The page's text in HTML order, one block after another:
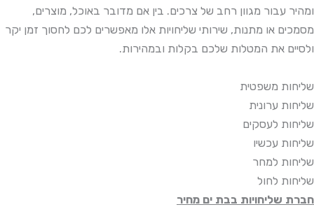
ומהיר עבור מגוון רחב של צרכים. בין אם מדובר באוכל, מוצרים,
מסמכים או מתנות, שירותי שליחויות אלו מאפשרים לכם לחסוך זמן יקר
ולסיים את המטלות שלכם בקלות ובמהירות.
שליחות משפטית
שליחות ערונית
שליחות לעסקים
שליחות עכשיו
שליחות למחר
שליחות לחול
חברת שליחויות בבת ים מחיר